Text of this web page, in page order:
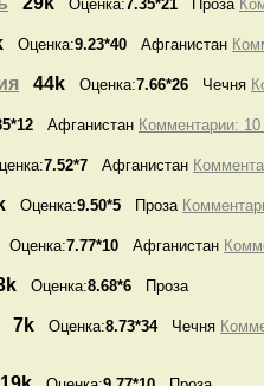
Оценка:7.35*21 Проза
Оценка:9.23*40 Афганистан
44k Оценка:7.66*26 Чечня
Афганистан Комментарии:
7.52*7 Афганистан
Оценка:9.50*5 Проза
Оценка:7.77*10 Афганистан
Оценка:8.68*6 Проза
7k Оценка:8.73*34Чечня